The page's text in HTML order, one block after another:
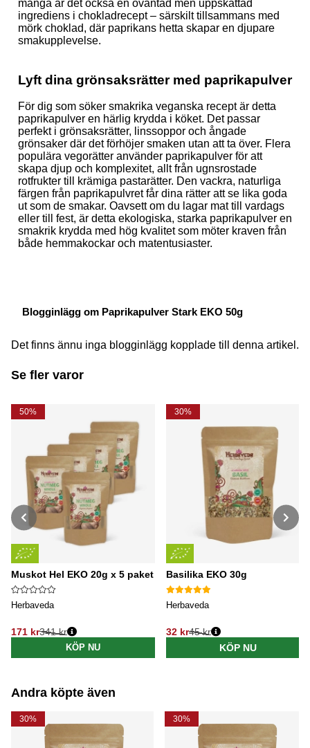
många är det också en oväntad men uppskattad
ingrediens i chokladrecept – särskilt tillsammans med
mörk choklad, där paprikans hetta skapar en djupare
smakupplevelse.
Lyft dina grönsaksrätter med paprikapulver
För dig som söker smakrika veganska recept är detta
paprikapulver en härlig krydda i köket. Det passar
perfekt i grönsaksrätter, linssoppor och ångade
grönsaker där det förhöjer smaken utan att ta över. Flera
populära vegorätter använder paprikapulver för att
skapa djup och komplexitet, allt från ugnsrostade
rotfrukter till krämiga pastarätter. Den vackra, naturliga
färgen från paprikapulvret får dina rätter att se lika goda
ut som de smakar. Oavsett om du lagar mat till vardags
eller till fest, är detta ekologiska, starka paprikapulver en
smakrik krydda med hög kvalitet som möter kraven från
både hemmakockar och matentusiaster.
Blogginlägg om Paprikapulver Stark EKO 50g
Det finns ännu inga blogginlägg kopplade till denna artikel.
Se fler varor
50%
Muskot Hel EKO 20g x 5 paket
Herbaveda
171 kr
Ordinarie pris:
341 kr
KÖP NU
30%
Basilika EKO 30g
Herbaveda
32 kr
Ordinarie pris:
45 kr
KÖP NU
Andra köpte även
30% 30%